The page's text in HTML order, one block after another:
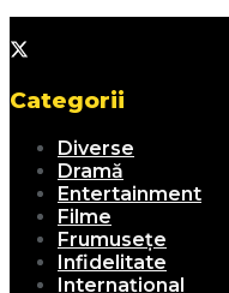
Categorii
Diverse
Dramă
Entertainment
Filme
Frumusețe
Infidelitate
Internațional